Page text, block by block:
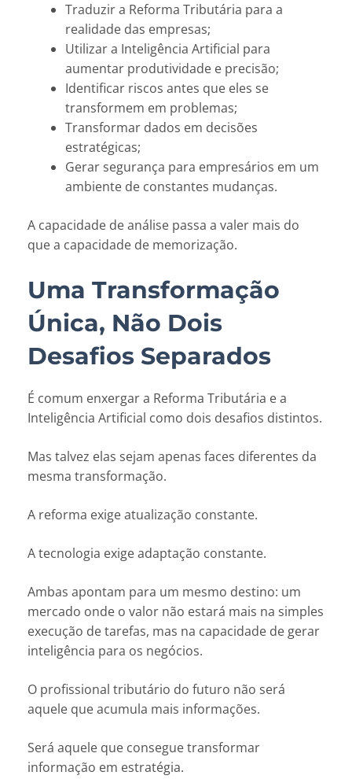
Traduzir a Reforma Tributária para a
realidade das empresas;
Utilizar a Inteligência Artificial para
aumentar produtividade e precisão;
Identificar riscos antes que eles se
transformem em problemas;
Transformar dados em decisões
estratégicas;
Gerar segurança para empresários em um
ambiente de constantes mudanças.
A capacidade de análise passa a valer mais do
que a capacidade de memorização.
Uma Transformação
Única, Não Dois
Desafios Separados
É comum enxergar a Reforma Tributária e a
Inteligência Artificial como dois desafios distintos.
Mas talvez elas sejam apenas faces diferentes da
mesma transformação.
A reforma exige atualização constante.
A tecnologia exige adaptação constante.
Ambas apontam para um mesmo destino: um
mercado onde o valor não estará mais na simples
execução de tarefas, mas na capacidade de gerar
inteligência para os negócios.
O profissional tributário do futuro não será
aquele que acumula mais informações.
Será aquele que consegue transformar
informação em estratégia.